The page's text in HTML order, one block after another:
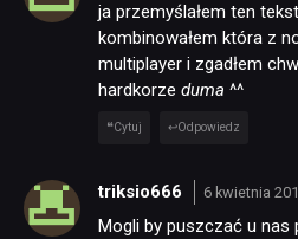
ja przemyślałem ten
kombinowałem która z
multiplayer i zgadłem
hardkorze duma ^^
Cytuj Odpowiedz
triksio666 6 kwietnia
Mogli by puszczać u nas